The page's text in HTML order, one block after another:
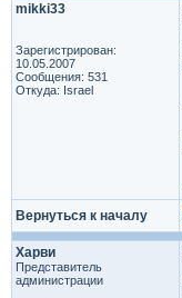
mikki33
Зарегистрирован:
10.05.2007
Сообщения: 531
Откуда: Israel
Вернуться к началу
Харви
Представитель
администрации